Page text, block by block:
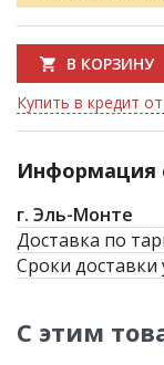
В КОРЗИНУ
Купить в кредит
Информация
г. Эль-Монте
Доставка по
Сроки доставки
С этим